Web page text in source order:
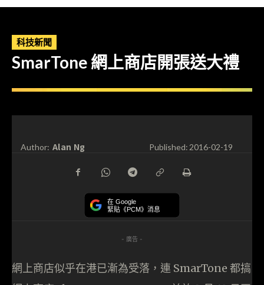
科技新聞
SmarTone 網上商店開張送大禮
Author: Alan Ng Published:2016-02-19
在 Google
緊貼《PCM》消息
- 廣告 -
網上商店似乎在港已漸為受落，連 SmarTone 都搞